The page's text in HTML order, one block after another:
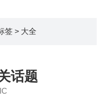
签 > 大全
话题